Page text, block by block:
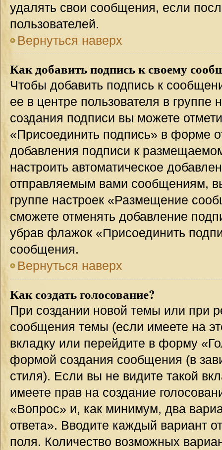
удалять свои сообщения, если
пользователей.
Вернуться наверх
Как добавить подпись к своему
Чтобы добавить подпись к
ее в центре пользователя в
создания подписи вы можете
«Присоединить подпись» в форме
добавления подписи к
настроить автоматическое
отправляемым вами сообщениям,
группе настроек «Размещение
сможете отменять добавление
убрав флажок «Присоединить
сообщения.
Вернуться наверх
Как создать голосование?
При создании новой темы или при
сообщения темы (если имеете на
вкладку или перейдите в форму
формой создания сообщения (в
стиля). Если вы не видите такой
имеете прав на создание
«Вопрос» и, как минимум, два
ответа». Вводите каждый вариант
поля. Количество возможных